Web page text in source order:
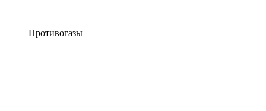
Противогазы